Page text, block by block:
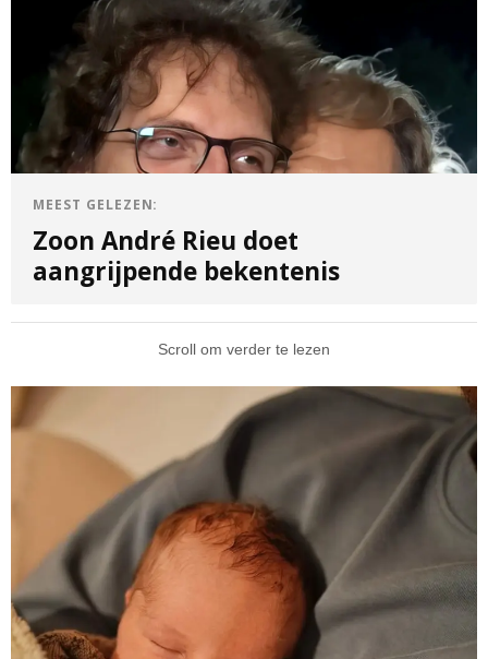
MEEST GELEZEN:
Zoon André Rieu doet
aangrijpende bekentenis
Scroll om verder te lezen